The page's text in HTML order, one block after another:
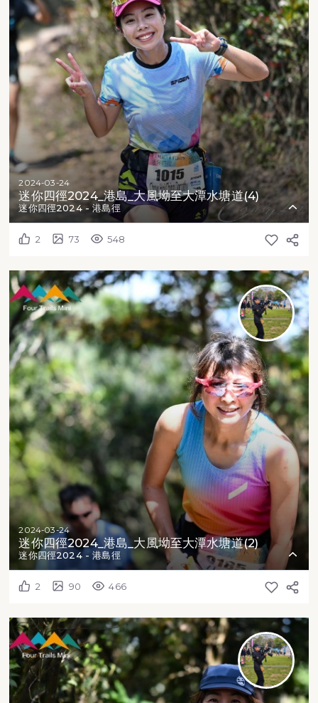
2024-03-24
迷你四徑2024_港島_大風坳至大潭水塘道(4)
迷你四徑2024 - 港島徑
2 73 548
2024-03-24
迷你四徑2024_港島_大風坳至大潭水塘道(2)
迷你四徑2024 - 港島徑
2 90 466